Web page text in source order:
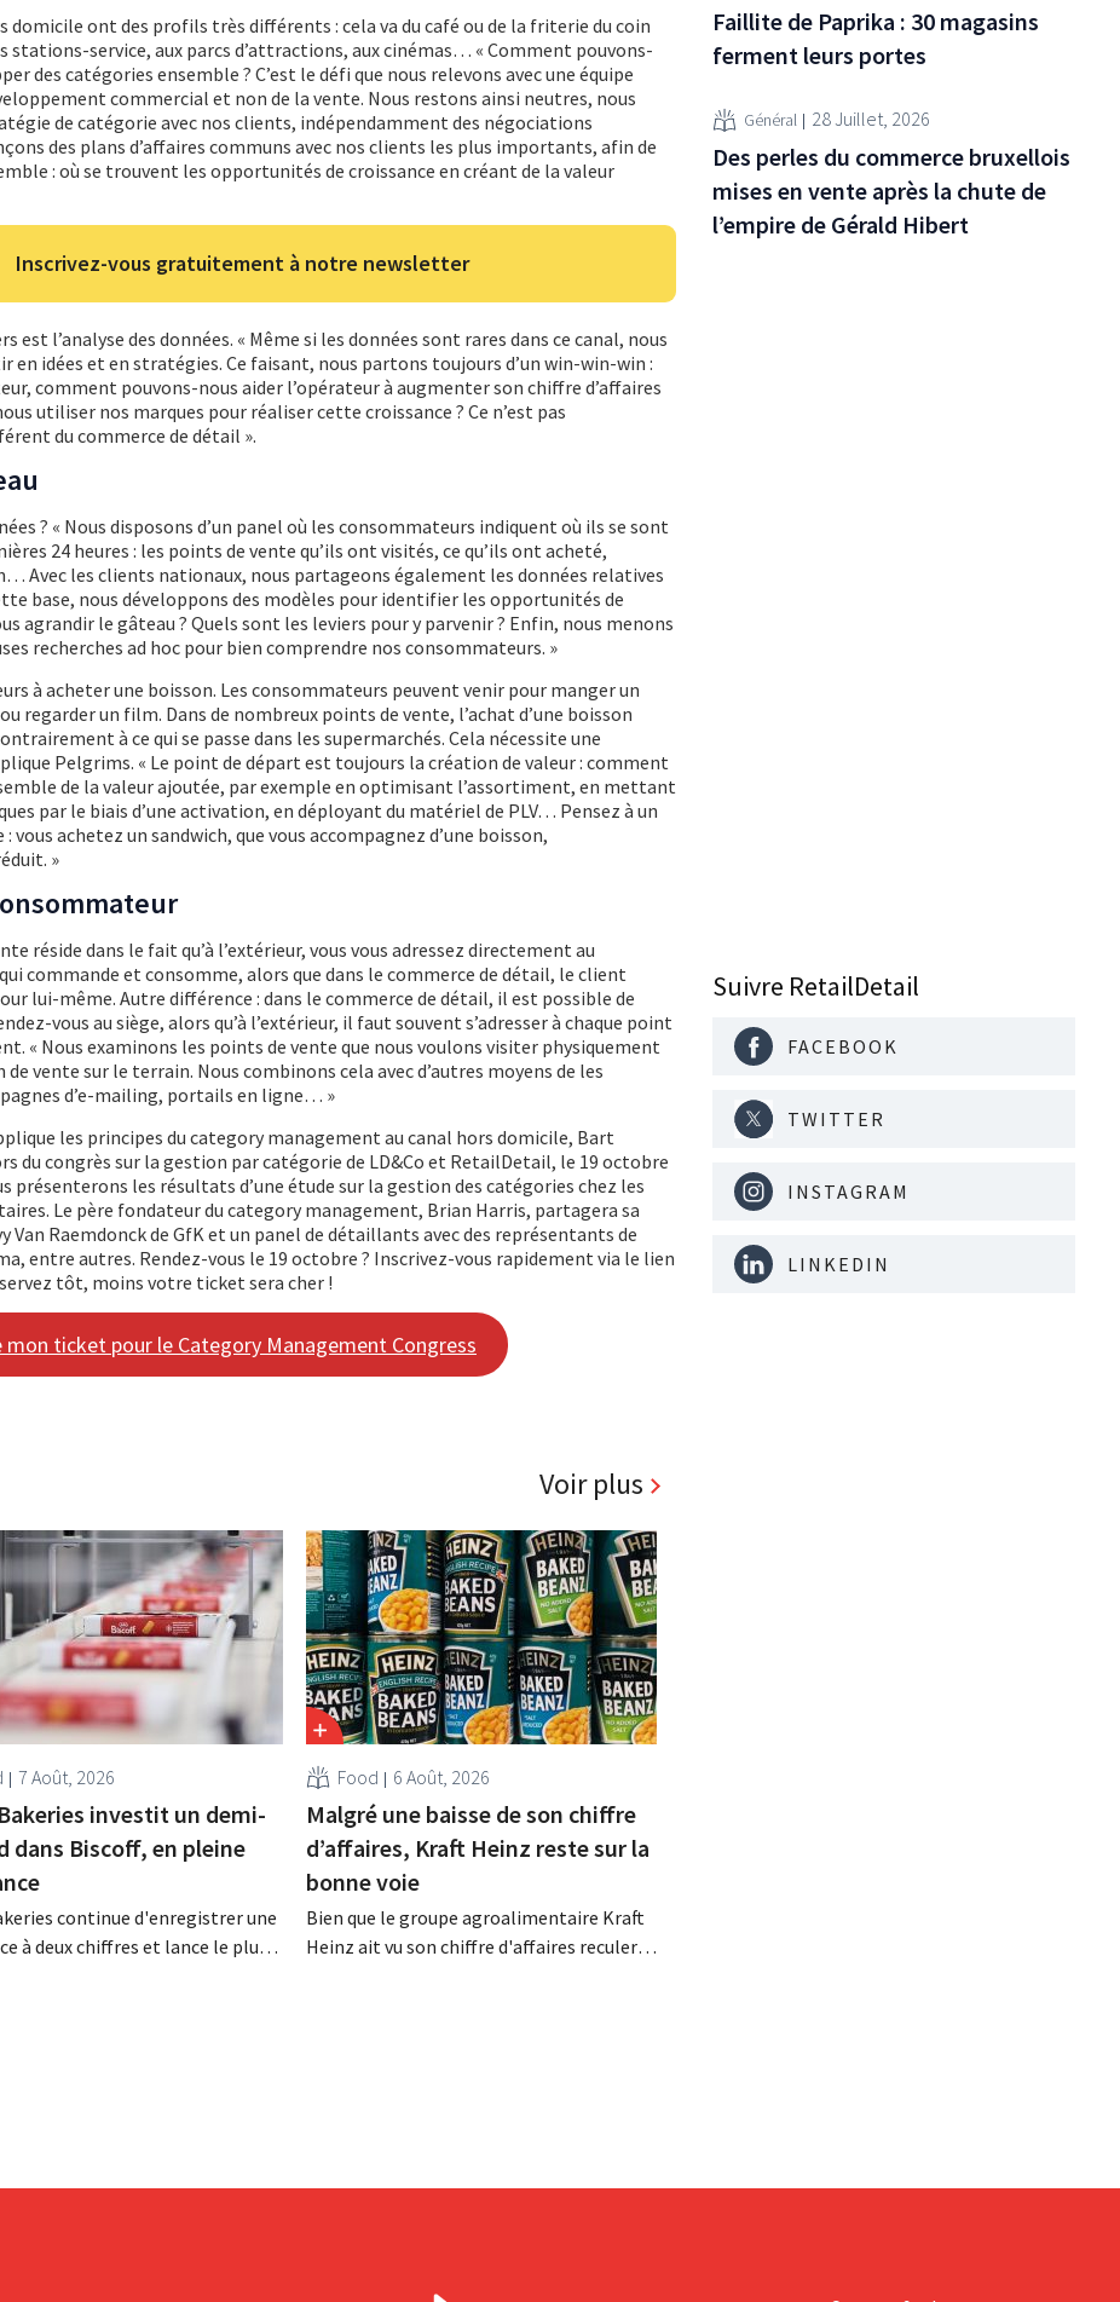
domicile ont des profils très différents : cela va du café ou de la friterie du coin
stations-service, aux parcs d’attractions, aux cinémas… « Comment pouvons-
des catégories ensemble ? C’est le défi que nous relevons avec une équipe
commercial et non de la vente. Nous restons ainsi neutres, nous
de catégorie avec nos clients, indépendamment des négociations
des plans d’affaires communs avec nos clients les plus importants, afin de
: où se trouvent les opportunités de croissance en créant de la valeur
Inscrivez-vous gratuitement à notre newsletter
est l’analyse des données. « Même si les données sont rares dans ce canal, nous
en idées et en stratégies. Ce faisant, nous partons toujours d’un win-win-win :
comment pouvons-nous aider l’opérateur à augmenter son chiffre d’affaires
utiliser nos marques pour réaliser cette croissance ? Ce n’est pas
du commerce de détail ».
? « Nous disposons d’un panel où les consommateurs indiquent où ils se sont
24 heures : les points de vente qu’ils ont visités, ce qu’ils ont acheté,
Avec les clients nationaux, nous partageons également les données relatives
base, nous développons des modèles pour identifier les opportunités de
agrandir le gâteau ? Quels sont les leviers pour y parvenir ? Enfin, nous menons
recherches ad hoc pour bien comprendre nos consommateurs. »
à acheter une boisson. Les consommateurs peuvent venir pour manger un
regarder un film. Dans de nombreux points de vente, l’achat d’une boisson
à ce qui se passe dans les supermarchés. Cela nécessite une
Pelgrims. « Le point de départ est toujours la création de valeur : comment
de la valeur ajoutée, par exemple en optimisant l’assortiment, en mettant
par le biais d’une activation, en déployant du matériel de PLV… Pensez à un
: vous achetez un sandwich, que vous accompagnez d’une boisson,
»
réside dans le fait qu’à l’extérieur, vous vous adressez directement au
commande et consomme, alors que dans le commerce de détail, le client
lui-même. Autre différence : dans le commerce de détail, il est possible de
vous au siège, alors qu’à l’extérieur, il faut souvent s’adresser à chaque point
« Nous examinons les points de vente que nous voulons visiter physiquement
vente sur le terrain. Nous combinons cela avec d’autres moyens de les
d’e-mailing, portails en ligne… »
les principes du category management au canal hors domicile, Bart
du congrès sur la gestion par catégorie de LD&Co et RetailDetail, le 19 octobre
présenterons les résultats d’une étude sur la gestion des catégories chez les
Le père fondateur du category management, Brian Harris, partagera sa
Van Raemdonck de GfK et un panel de détaillants avec des représentants de
entre autres. Rendez-vous le 19 octobre ? Inscrivez-vous rapidement via le lien
tôt, moins votre ticket sera cher !
mon ticket pour le Category Management Congress
Voir plus
7 Août, 2026
investit un demi-
dans Biscoff, en pleine
continue d'enregistrer une
à deux chiffres et lance le plus
Food 6 Août, 2026
Malgré une baisse de son chiffre
d’affaires, Kraft Heinz reste sur la
bonne voie
Bien que le groupe agroalimentaire Kraft
Heinz ait vu son chiffre d'affaires reculer
Faillite de Paprika : 30 magasins
ferment leurs portes
Général 28 Juillet, 2026
Des perles du commerce bruxellois
mises en vente après la chute de
l’empire de Gérald Hibert
Suivre RetailDetail
FACEBOOK
TWITTER
INSTAGRAM
LINKEDIN